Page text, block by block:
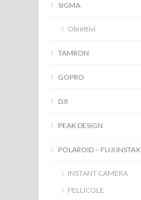
SIGMA
Obiettivi
TAMRON
GOPRO
DJI
PEAK DESIGN
POLAROID – FUJI INSTAX
INSTANT CAMERA
PELLICOLE